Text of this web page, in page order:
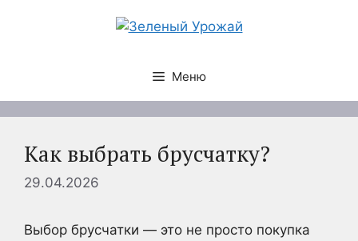
Меню
Как выбрать брусчатку?
29.04.2026
Выбор брусчатки — это не просто покупка